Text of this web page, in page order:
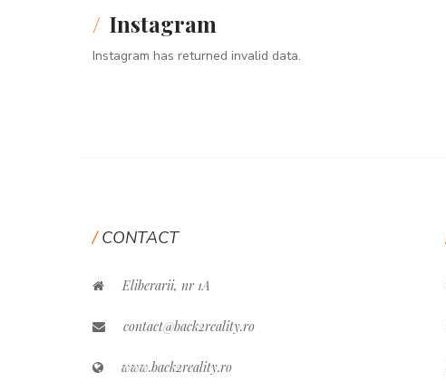
Instagram
Instagram has returned invalid data.
CONTACT
Eliberarii, nr 1A
contact@back2reality.ro
www.back2reality.ro